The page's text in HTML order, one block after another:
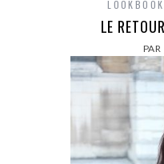
LOOKBOOK
LE
PAR